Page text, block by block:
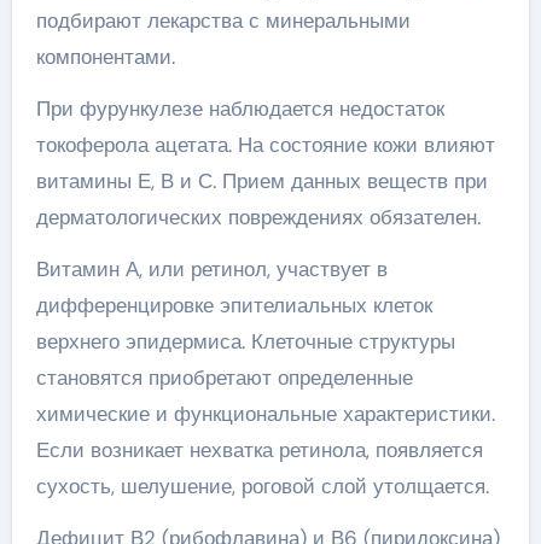
подбирают лекарства с минеральными
компонентами.
При фурункулезе наблюдается недостаток
токоферола ацетата. На состояние кожи влияют
витамины Е, В и С. Прием данных веществ при
дерматологических повреждениях обязателен.
Витамин А, или ретинол, участвует в
дифференцировке эпителиальных клеток
верхнего эпидермиса. Клеточные структуры
становятся приобретают определенные
химические и функциональные характеристики.
Если возникает нехватка ретинола, появляется
сухость, шелушение, роговой слой утолщается.
Дефицит В2 (рибофлавина) и В6 (пиридоксина)